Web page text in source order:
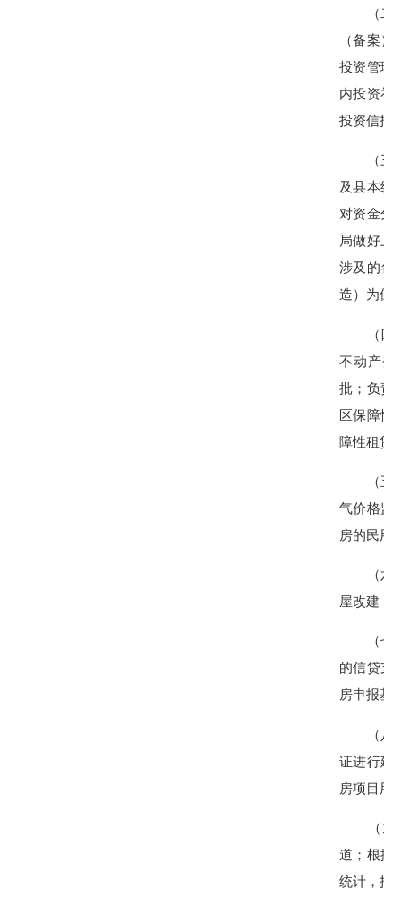
（二）
（备案
投资管理
内投资补
投资信托
（三）
及县本级
对资金分
局做好上
涉及的各
造）为保
（四）
不动产登
批；负责
区保障性
障性租赁
（五）
气价格监
房的民用
（六）
屋改建（
（七）
的信贷支
房申报基
（八）
证进行建
房项目用
（九）
道；根据
统计，指